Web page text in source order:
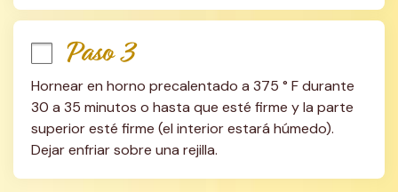
Paso 3
Hornear en horno precalentado a 375 ° F durante
30 a 35 minutos o hasta que esté firme y la parte
superior esté firme (el interior estará húmedo).
Dejar enfriar sobre una rejilla.